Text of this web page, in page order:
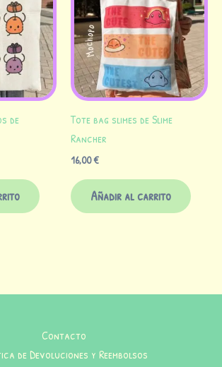
de
Tote bag slimes de Slime
Rancher
16,00€
Añadir al carrito
Contacto
de Devoluciones y Reembolsos